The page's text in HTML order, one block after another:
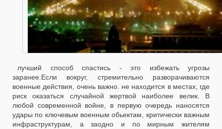
лучший способ спастись - это избежать угрозы
заранее.Если вокруг, стремительно разворачиваются
военные действия, очень важно. не находится в местах, где
риск оказаться случайной жертвой наиболее велик. В
любой современной войне, в первую очередь наносятся
удары по ключевым военным обьектам, критически важным
инфраструктурам, а заодно и по мирным жителям